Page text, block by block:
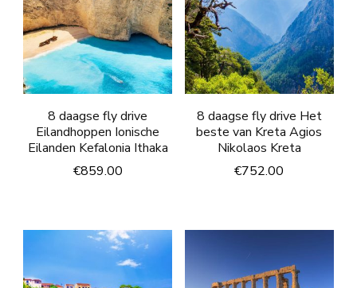
8 daagse fly drive
Eilandhoppen Ionische
Eilanden Kefalonia Ithaka
€859.00
8 daagse fly drive Het
beste van Kreta Agios
Nikolaos Kreta
€752.00